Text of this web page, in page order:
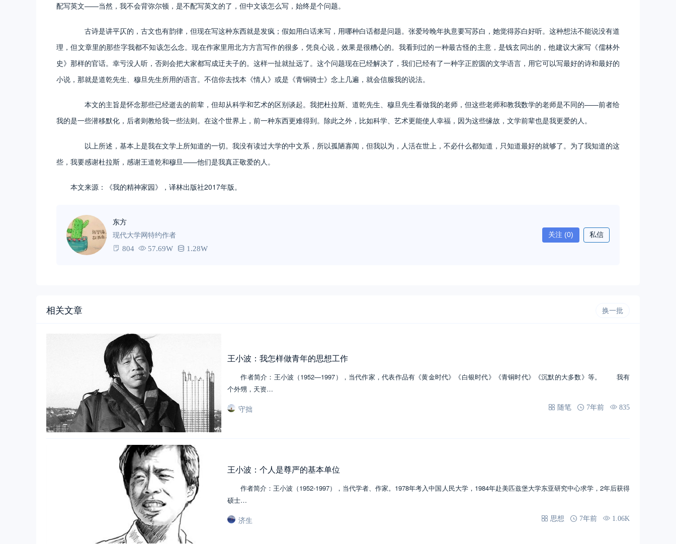
配写英文——当然，我不会背弥尔顿，是不配写英文的了，但中文该怎么写，始终是个问题。
古诗是讲平仄的，古文也有韵律，但现在写这种东西就是发疯；假如用白话来写，用哪种白话都是问题。张爱玲晚年执意要写苏白，她觉得苏白好听。这种想法不能说没有道
理，但文章里的那些字我都不知该怎么念。现在作家里用北方方言写作的很多，凭良心说，效果是很糟心的。我看到过的一种最古怪的主意，是钱玄同出的，他建议大家写《儒林外
史》那样的官话。幸亏没人听，否则会把大家都写成迂夫子的。这样一扯就扯远了。这个问题现在已经解决了，我们已经有了一种字正腔圆的文学语言，用它可以写最好的诗和最好的
小说，那就是道乾先生、穆旦先生所用的语言。不信你去找本《情人》或是《青铜骑士》念上几遍，就会信服我的说法。
本文的主旨是怀念那些已经逝去的前辈，但却从科学和艺术的区别谈起。我把杜拉斯、道乾先生、穆旦先生看做我的老师，但这些老师和教我数学的老师是不同的——前者给
我的是一些潜移默化，后者则教给我一些法则。在这个世界上，前一种东西更难得到。除此之外，比如科学、艺术更能使人幸福，因为这些缘故，文学前辈也是我更爱的人。
以上所述，基本上是我在文学上所知道的一切。我没有读过大学的中文系，所以孤陋寡闻，但我以为，人活在世上，不必什么都知道，只知道最好的就够了。为了我知道的这
些，我要感谢杜拉斯，感谢王道乾和穆旦——他们是我真正敬爱的人。
本文来源：《我的精神家园》，译林出版社2017年版。
东方
现代大学网特约作者
804 57.69W 1.28W
关注 (0) 私信
相关文章 换一批
王小波：我怎样做青年的思想工作
作者简介：王小波（1952—1997），当代作家，代表作品有《黄金时代》《白银时代》《青铜时代》《沉默的大多数》等。 我有
个外甥，天资…
守拙 随笔 7年前 835
王小波：个人是尊严的基本单位
作者简介：王小波（1952-1997），当代学者、作家。1978年考入中国人民大学，1984年赴美匹兹堡大学东亚研究中心求学，2年后获得
硕士…
济生 思想 7年前 1.06K